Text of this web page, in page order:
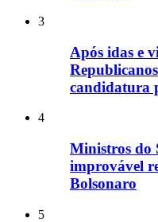
3
Após idas e
candidatura
4
Ministros do
improvável
Bolsonaro
5